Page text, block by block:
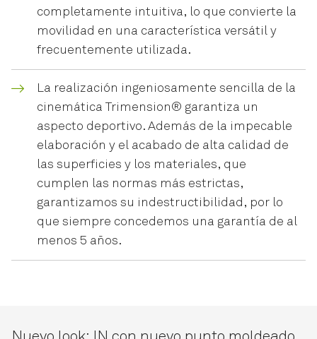
completamente intuitiva, lo que convierte la
movilidad en una característica versátil y
frecuentemente utilizada.
La realización ingeniosamente sencilla de la
cinemática Trimension® garantiza un
aspecto deportivo. Además de la impecable
elaboración y el acabado de alta calidad de
las superficies y los materiales, que
cumplen las normas más estrictas,
garantizamos su indestructibilidad, por lo
que siempre concedemos una garantía de al
menos 5 años.